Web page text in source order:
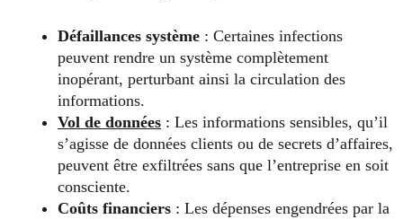
Défaillances système : Certaines infections
peuvent rendre un système complètement
inopérant, perturbant ainsi la circulation des
informations.
Vol de données : Les informations sensibles, qu’il
s’agisse de données clients ou de secrets d’affaires,
peuvent être exfiltrées sans que l’entreprise en soit
consciente.
Coûts financiers : Les dépenses engendrées par la